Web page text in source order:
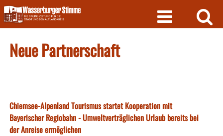
Skip
to
content
Neue Partnerschaft
Chiemsee-Alpenland Tourismus startet Kooperation mit
Bayerischer Regiobahn - Umweltverträglichen Urlaub bereits bei
der Anreise ermöglichen